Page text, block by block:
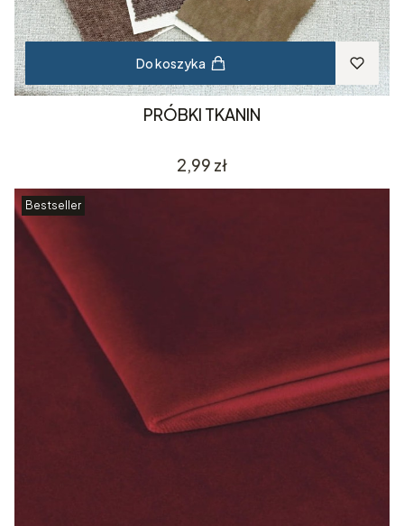
Do koszyka
PRÓBKI TKANIN
Cena
2,99 zł
Bestseller